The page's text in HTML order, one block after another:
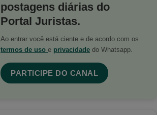
postagens diárias do
Portal Juristas.
Ao entrar você está ciente e de acordo com os
termos de uso e privacidade do Whatsapp.
PARTICIPE DO CANAL